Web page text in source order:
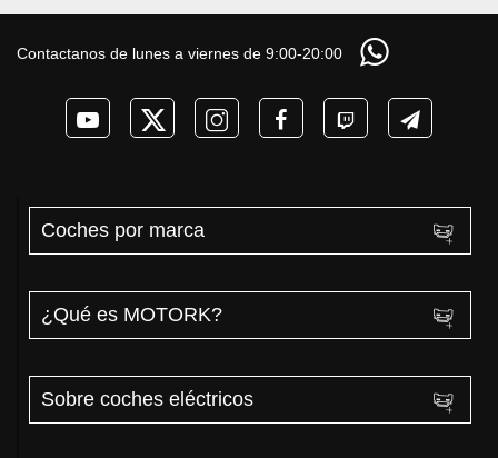
DM-i y EV con más
coches eléctricos y
PHEV 2026
COCHE que NO lo
necesita? PRUEBA
de AUTONOMÍA
Contactanos de lunes a viernes de 9:00-20:00
Coches por marca
¿Qué es MOTORK?
Sobre coches eléctricos